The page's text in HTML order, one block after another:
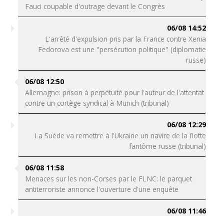
Fauci coupable d'outrage devant le Congrès
06/08 14:52
L'arrêté d'expulsion pris par la France contre Xenia
Fedorova est une "persécution politique" (diplomatie
russe)
06/08 12:50
Allemagne: prison à perpétuité pour l'auteur de l'attentat
contre un cortège syndical à Munich (tribunal)
06/08 12:29
La Suède va remettre à l'Ukraine un navire de la flotte
fantôme russe (tribunal)
06/08 11:58
Menaces sur les non-Corses par le FLNC: le parquet
antiterroriste annonce l'ouverture d'une enquête
06/08 11:46